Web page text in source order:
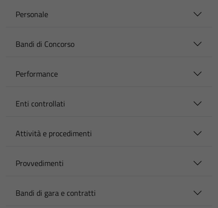
Personale
Bandi di Concorso
Performance
Enti controllati
Attività e procedimenti
Provvedimenti
Bandi di gara e contratti